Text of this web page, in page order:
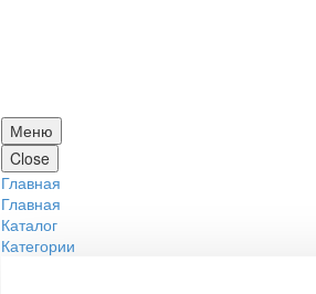
Меню
Close
Главная
Главная
Каталог
Категории